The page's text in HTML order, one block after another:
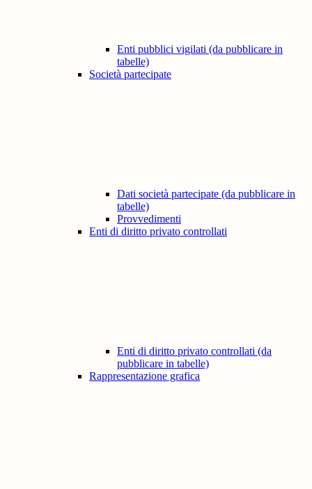
Enti pubblici vigilati (da pubblicare in
tabelle)
Società partecipate
Dati società partecipate (da pubblicare in
tabelle)
Provvedimenti
Enti di diritto privato controllati
Enti di diritto privato controllati (da
pubblicare in tabelle)
Rappresentazione grafica